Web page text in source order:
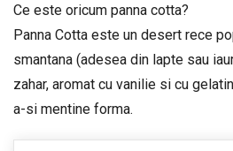
Ce este oricum panna cotta?
Panna Cotta este un desert rece
smantana (adesea din lapte sau
zahar, aromat cu vanilie si cu
a-si mentine forma.